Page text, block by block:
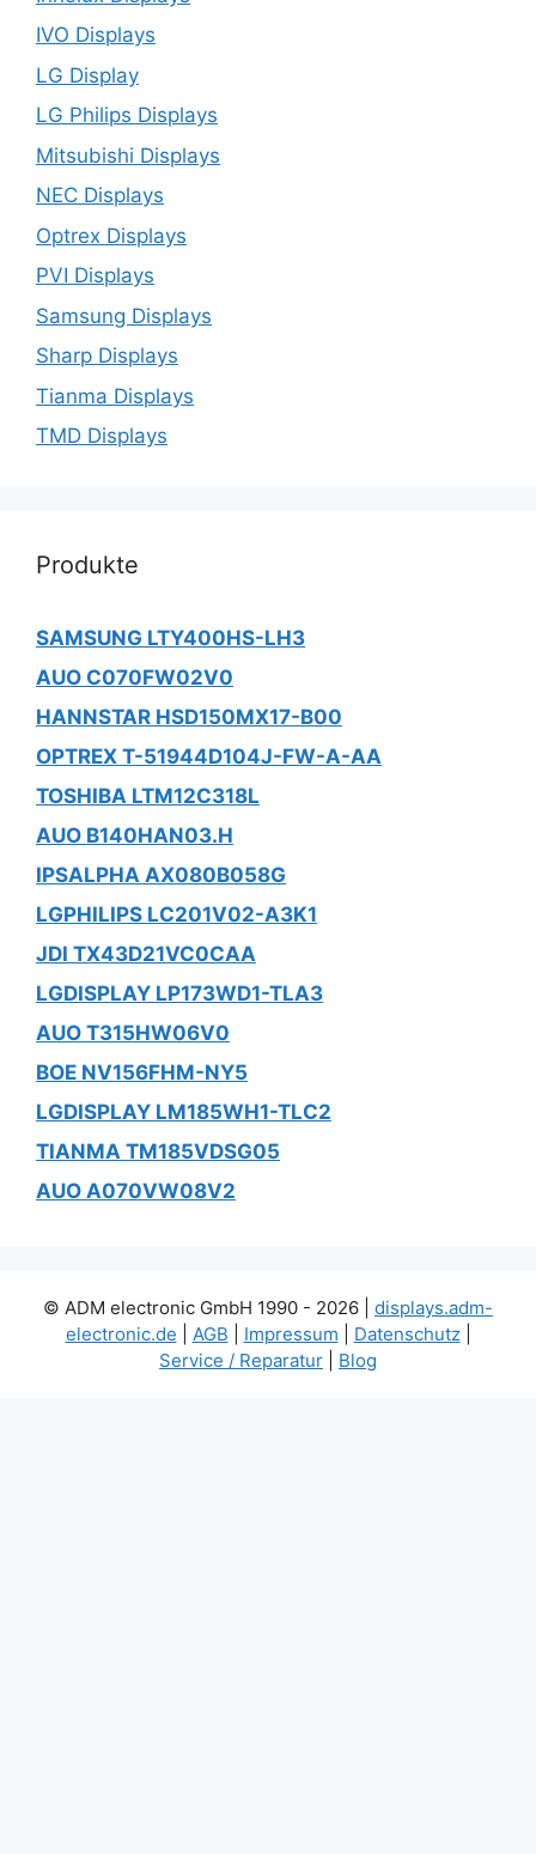
IVO Displays
LG Display
LG Philips Displays
Mitsubishi Displays
NEC Displays
Optrex Displays
PVI Displays
Samsung Displays
Sharp Displays
Tianma Displays
TMD Displays
Produkte
SAMSUNG LTY400HS-LH3
AUO C070FW02V0
HANNSTAR HSD150MX17-B00
OPTREX T-51944D104J-FW-A-AA
TOSHIBA LTM12C318L
AUO B140HAN03.H
IPSALPHA AX080B058G
LGPHILIPS LC201V02-A3K1
JDI TX43D21VC0CAA
LGDISPLAY LP173WD1-TLA3
AUO T315HW06V0
BOE NV156FHM-NY5
LGDISPLAY LM185WH1-TLC2
TIANMA TM185VDSG05
AUO A070VW08V2
© ADM electronic GmbH 1990 - 2026 | displays.adm-
electronic.de
AGB Impressum Datenschutz|
Service / Reparatur
Blog